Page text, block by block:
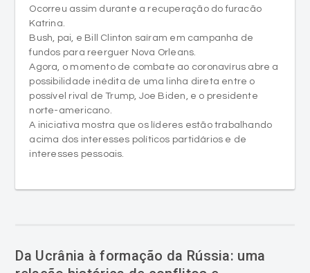
Ocorreu assim durante a recuperação do furacão
Katrina.
Bush, pai, e Bill Clinton saíram em campanha de
fundos para reerguer Nova Orleans.
Agora, o momento de combate ao coronavírus abre a
possibilidade inédita de uma linha direta entre o
possível rival de Trump, Joe Biden, e o presidente
norte-americano.
A iniciativa mostra que os líderes estão trabalhando
acima dos interesses políticos partidários e de
interesses pessoais.
Da Ucrânia à formação da Rússia: uma